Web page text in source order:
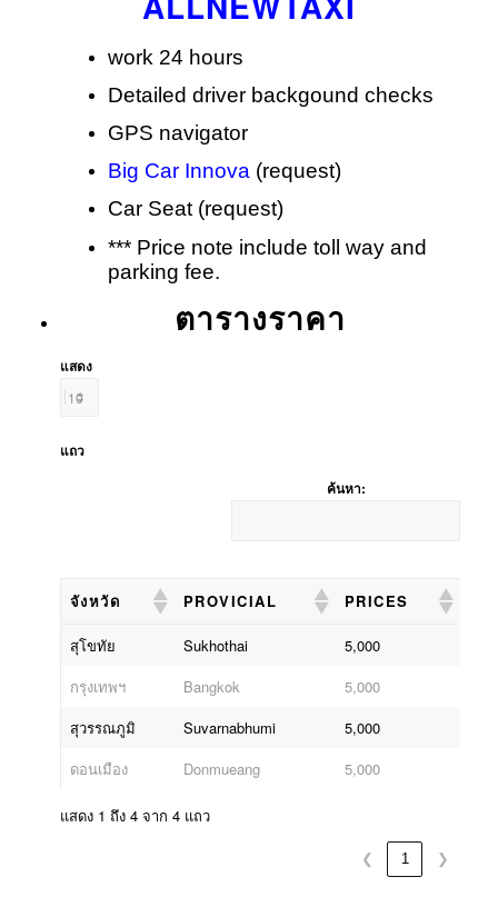
work 24 hours
Detailed driver backgound checks
GPS navigator
Big Car Innova (request)
Car Seat (request)
*** Price note include toll way and
parking fee.
ตารางราคา
แสดง
แถว
ค้นหา:
จังหวัด PROVICIAL
PRICES
จังหวัด
PROVICIAL PRICES
สุโขทัย Sukhothai
5,000
กรุงเทพฯ
Bangkok
5,000
สุวรรณภูมิ
Suvarnabhumi
5,000
ดอนเมือง
Donmueang 5,000
แสดง 1 ถึง 4 จาก 4 แถว
❮ 1 ❯